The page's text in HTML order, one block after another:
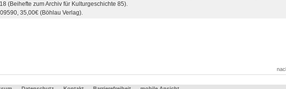
(Beihefte zum Archiv für Kulturgeschichte 85).
35,00€ (Böhlau Verlag).